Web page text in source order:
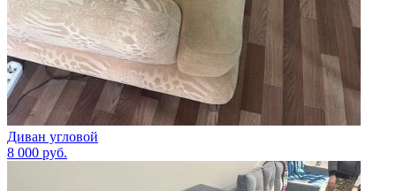
Диван угловой
8 000 руб.